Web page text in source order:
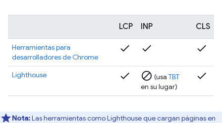
LCP INP CLS
Herramientas para
desarrolladores de Chrome
check check check
Lighthouse check block (usa TBT
en su lugar)
check
Nota:Las herramientas como Lighthouse que cargan páginas en